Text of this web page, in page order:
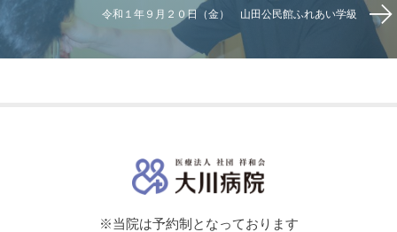
令和１年９月２０日（金） 山田公民館ふれあい学級
※当院は予約制となっております